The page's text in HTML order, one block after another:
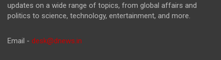
updates on a wide range of topics, from global affairs and
politics to science, technology, entertainment, and more.
Email - desk@dnews.in